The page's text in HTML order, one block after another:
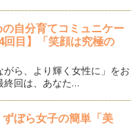
の自分育てコミュニケー
回目】「笑顔は究極の
がら、より輝く女性に」をお
終回は、あなた…
ぼら女子の簡単「美